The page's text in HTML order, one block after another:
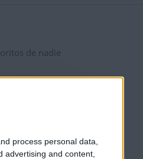
process personal data,
and content,
de nadie